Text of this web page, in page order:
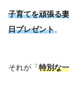
子育てを頑張る
日プレゼント。
それが「特別な